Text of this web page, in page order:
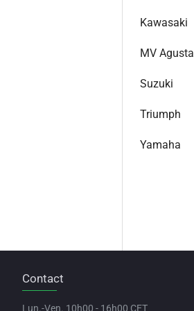
Kawasaki
MV Agusta
Suzuki
Triumph
Yamaha
Contact
Lun.-Ven. 10h00 - 16h00 CET